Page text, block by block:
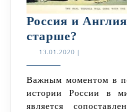
Россия и
старше?
и
Кто
13.01.2020 13.01.2020
|
Важным моментом в понимании места
истории России в
является